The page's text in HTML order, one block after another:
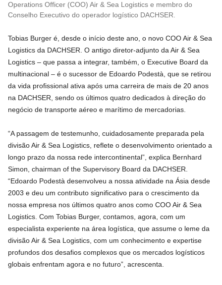
Operations Officer (COO) Air & Sea Logistics e membro do
Conselho Executivo do operador logístico DACHSER.
Tobias Burger é, desde o início deste ano, o novo COO Air & Sea
Logistics da DACHSER. O antigo diretor-adjunto da Air & Sea
Logistics – que passa a integrar, também, o Executive Board da
multinacional – é o sucessor de Edoardo Podestà, que se retirou
da vida profissional ativa após uma carreira de mais de 20 anos
na DACHSER, sendo os últimos quatro dedicados à direção do
negócio de transporte aéreo e marítimo de mercadorias.
“A passagem de testemunho, cuidadosamente preparada pela
divisão Air & Sea Logistics, reflete o desenvolvimento orientado a
longo prazo da nossa rede intercontinental”, explica Bernhard
Simon, chairman of the Supervisory Board da DACHSER.
“Edoardo Podestà desenvolveu a nossa atividade na Ásia desde
2003 e deu um contributo significativo para o crescimento da
nossa empresa nos últimos quatro anos como COO Air & Sea
Logistics. Com Tobias Burger, contamos, agora, com um
especialista experiente na área logística, que assume o leme da
divisão Air & Sea Logistics, com um conhecimento e expertise
profundos dos desafios complexos que os mercados logísticos
globais enfrentam agora e no futuro”, acrescenta.